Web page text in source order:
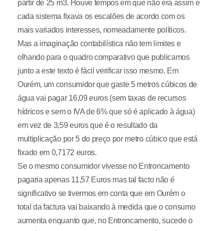
partir de 25 m3. Houve tempos em que não era assim e
cada sistema fixava os escalões de acordo com os
mais variados interesses, nomeadamente políticos.
Mas a imaginação contabilística não tem limites e
olhando para o quadro comparativo que publicamos
junto a este texto é fácil verificar isso mesmo. Em
Ourém, um consumidor que gaste 5 metros cúbicos de
água vai pagar 16,09 euros (sem taxas de recursos
hídricos e sem o IVA de 6% que só é aplicado à água)
em vez de 3,59 euros que é o resultado da
multiplicação por 5 do preço por metro cúbico que está
fixado em 0,7172 euros.
Se o mesmo consumidor vivesse no Entroncamento
pagaria apenas 11,57 Euros mas tal facto não é
significativo se tivermos em conta que em Ourém o
total da factura vai baixando à medida que o consumo
aumenta enquanto que, no Entroncamento, sucede o